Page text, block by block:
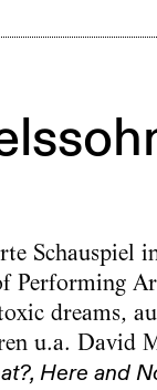
dreams,
u.a. David
Here and